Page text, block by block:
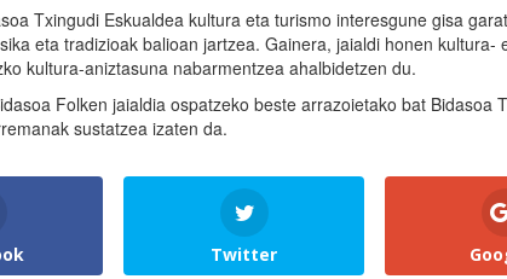
Txingudi Eskualdea kultura eta turismo interesgune gisa
eta tradizioak balioan jartzea. Gainera, jaialdi honen kultura-
kultura-aniztasuna nabarmentzea ahalbidetzen du.
Folken jaialdia ospatzeko beste arrazoietako bat Bidasoa
sustatzea izaten da.
Twitter